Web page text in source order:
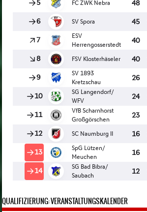
QUALIFIZIERUNG: VERANSTALTUNGSKALENDER